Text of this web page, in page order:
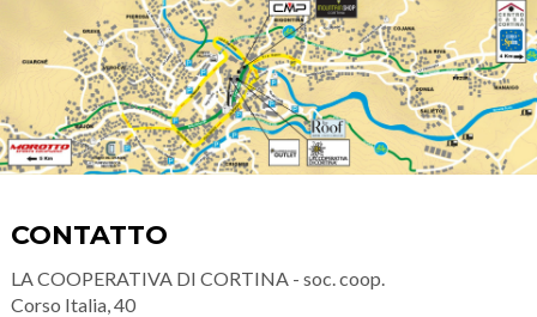
CONTATTO
LA COOPERATIVA DI CORTINA - soc. coop.
Corso Italia, 40